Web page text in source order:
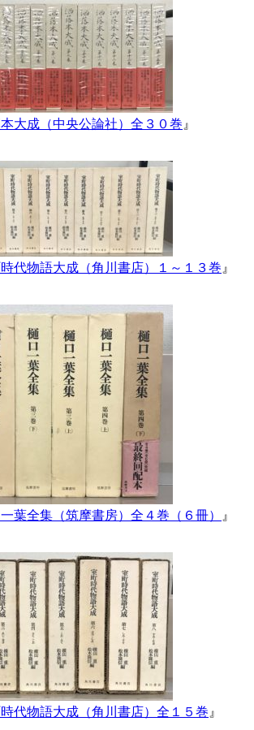
大成（中央公論社）全３０巻 』
代物語大成（角川書店）１～１３巻 』
葉全集（筑摩書房）全４巻（６冊） 』
代物語大成（角川書店）全１５巻 』